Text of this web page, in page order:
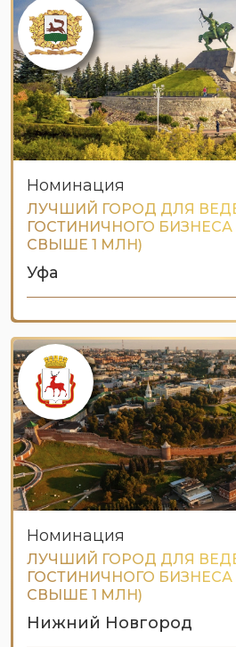
Номинация
ЛУЧШИЙ ГОРОД ДЛЯ
ГОСТИНИЧНОГО
СВЫШЕ 1 МЛН)
Уфа
Номинация
ЛУЧШИЙ ГОРОД ДЛЯ
ГОСТИНИЧНОГО
СВЫШЕ 1 МЛН)
Нижний Новгород